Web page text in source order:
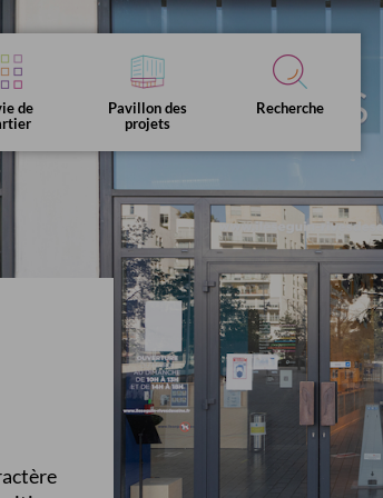
&
de
&
Pavillon des
projets
Recherche
du numérique